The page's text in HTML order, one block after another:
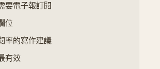
要電子報訂閱
位
率的寫作建議
有效